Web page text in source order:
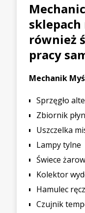
również
pracy
Mechanik
Sprzęgło
Zbiornik
Uszczelka
Lampy tylne
Świece
Kolektor
Hamulec
Czujnik